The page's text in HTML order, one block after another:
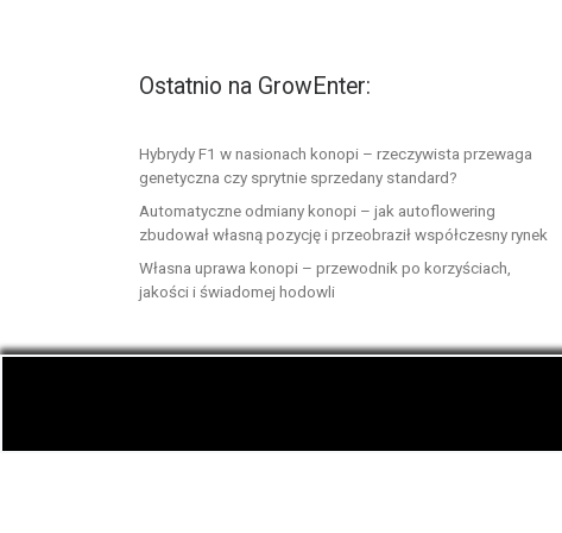
Ostatnio na GrowEnter:
Hybrydy F1 w nasionach konopi – rzeczywista przewaga
genetyczna czy sprytnie sprzedany standard?
Automatyczne odmiany konopi – jak autoflowering
zbudował własną pozycję i przeobraził współczesny rynek
Własna uprawa konopi – przewodnik po korzyściach,
jakości i świadomej hodowli